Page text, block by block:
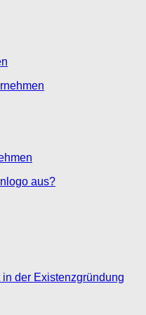
aus?
der Existenzgründung